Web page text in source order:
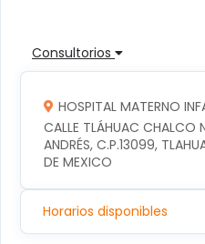
Consultorios
HOSPITAL MATERNO
CALLE TLÁHUAC CHALCO
ANDRÉS, C.P.13099,
DE MEXICO
Horarios disponibles